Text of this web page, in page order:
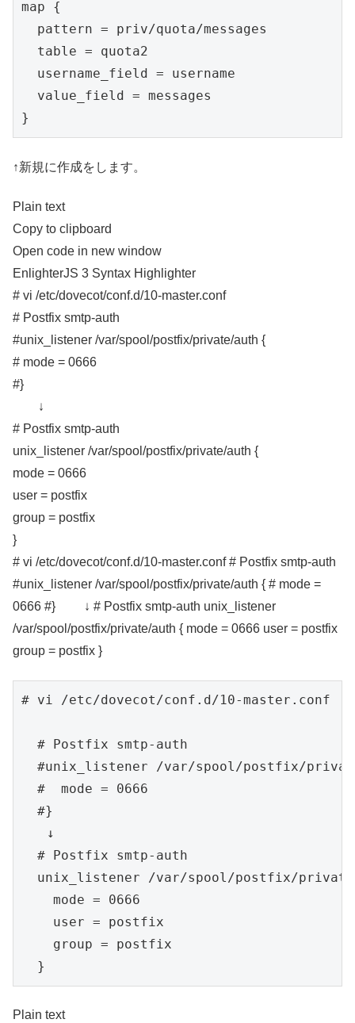
map {
  pattern = priv/quota/messages
  table = quota2
  username_field = username
  value_field = messages
↑新規に作成をします。
Plain text
Copy to clipboard
Open code in new window
EnlighterJS 3 Syntax Highlighter
# vi /etc/dovecot/conf.d/10-master.conf
# Postfix smtp-auth
#unix_listener /var/spool/postfix/private/auth {
# mode = 0666
#}
↓
# Postfix smtp-auth
unix_listener /var/spool/postfix/private/auth {
mode = 0666
user = postfix
group = postfix
}
# vi /etc/dovecot/conf.d/10-master.conf # Postfix smtp-auth
#unix_listener /var/spool/postfix/private/auth { # mode =
0666 #} ↓ # Postfix smtp-auth unix_listener
/var/spool/postfix/private/auth { mode = 0666 user = postfix
group = postfix }
# vi /etc/dovecot/conf.d/10-master.conf
  # Postfix smtp-auth
#unix_listener /var/spool/postfix/
  #  mode = 0666
  #}
↓
  # Postfix smtp-auth
unix_listener /var/spool/postfix/
    mode = 0666
    user = postfix
    group = postfix
  }
Plain text